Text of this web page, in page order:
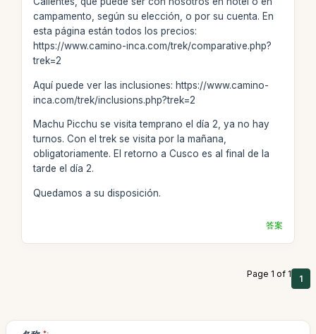
campamento, según su elección, o por su cuenta. En
esta página están todos los precios:
https://www.camino-inca.com/trek/comparative.php?
trek=2
Aquí puede ver las inclusiones: https://www.camino-
inca.com/trek/inclusions.php?trek=2
Machu Picchu se visita temprano el día 2, ya no hay
turnos. Con el trek se visita por la mañana,
obligatoriamente. El retorno a Cusco es al final de la
tarde el día 2.
Quedamos a su disposición.
答案
Page 1 of 1 1